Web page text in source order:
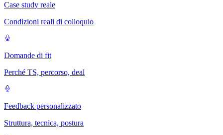
Case study reale
Condizioni reali di colloquio
Domande di fit
Perché TS, percorso, deal
Feedback personalizzato
Struttura, tecnica, postura